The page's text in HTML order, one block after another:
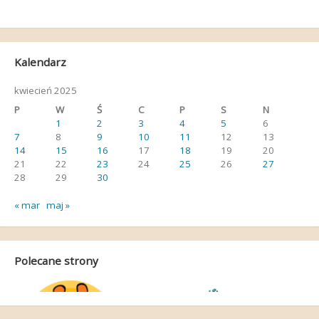
Kalendarz
kwiecień 2025
P
W Ś C P S
N
1
2 3 4 5
6
7
8 9 10 11 12
13
14
15 16 17 18 19
20
21
22 23 24 25 26
27
28
29 30
« mar maj »
Polecane strony